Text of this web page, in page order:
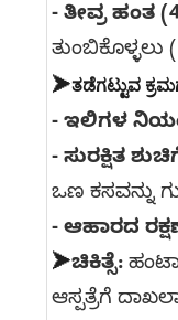
- ತೀವ್ರ ಹಂತ
ತುಂಬಿಕೊಳ್ಳಲು
➤ತಡೆಗಟ್ಟುವ
- ಇಲಿಗಳ
- ಸುರಕ್ಷಿತ
ಒಣ ಕಸವನ್ನು
- ಆಹಾರದ
➤ಚಿಕಿತ್ಸೆ:
ಆಸ್ಪತ್ರೆಗೆ